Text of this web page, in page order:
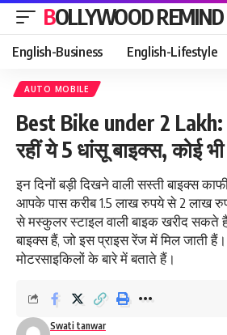
BOLLYWOOD REMIND
English-Business English-Lifestyle
AUTO MOBILE
Best Bike under 2
रहीं ये 5 धांसू बाइक्स, कोई
इन दिनों बड़ी दिखने वाली सस्ती बाइक्स
आपके पास करीब 1.5 लाख रुपये से 2 लाख
से मस्कुलर स्टाइल वाली बाइक खरीद सकते
बाइक्स हैं, जो इस प्राइस रेंज में मिल जाती
मोटरसाइकिलों के बारे में बताते हैं।
Swati tanwar